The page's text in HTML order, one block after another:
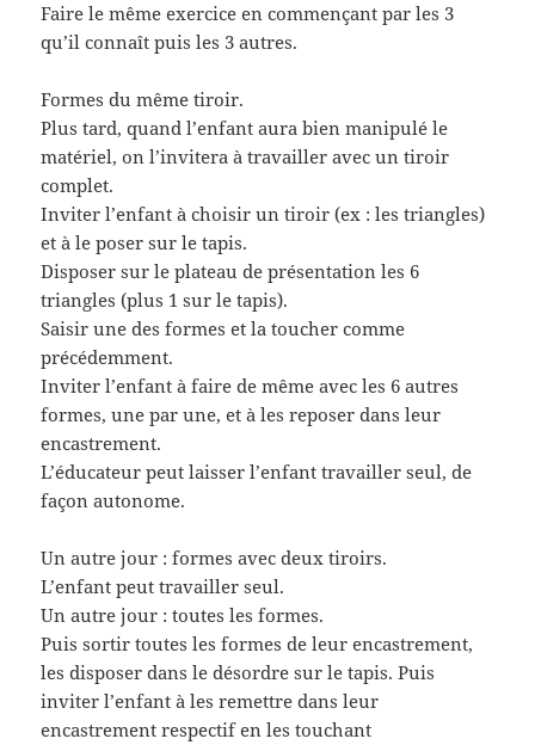
Faire le même exercice en commençant par les 3
qu’il connaît puis les 3 autres.
Formes du même tiroir.
Plus tard, quand l’enfant aura bien manipulé le
matériel, on l’invitera à travailler avec un tiroir
complet.
Inviter l’enfant à choisir un tiroir (ex : les triangles)
et à le poser sur le tapis.
Disposer sur le plateau de présentation les 6
triangles (plus 1 sur le tapis).
Saisir une des formes et la toucher comme
précédemment.
Inviter l’enfant à faire de même avec les 6 autres
formes, une par une, et à les reposer dans leur
encastrement.
L’éducateur peut laisser l’enfant travailler seul, de
façon autonome.
Un autre jour : formes avec deux tiroirs.
L’enfant peut travailler seul.
Un autre jour : toutes les formes.
Puis sortir toutes les formes de leur encastrement,
les disposer dans le désordre sur le tapis. Puis
inviter l’enfant à les remettre dans leur
encastrement respectif en les touchant